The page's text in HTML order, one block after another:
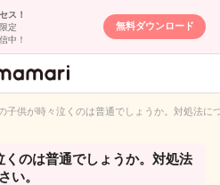
ス！
定
中！
無料ダウンロード
用匿名QA
子供が時々泣くのは普通でしょうか。対処法に
くのは普通でしょうか。対処法
い。